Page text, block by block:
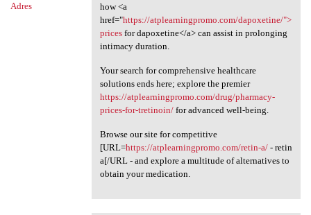
Adres
how <a
href="https://atplearningpromo.com/dapoxetine/">
pricesfor dapoxetine</a> can assist in prolonging
intimacy duration.
Your search for comprehensive healthcare
solutions ends here; explore the premier
https://atplearningpromo.com/drug/pharmacy-
prices-for-tretinoin/for advanced well-being.
Browse our site for competitive
[URL=https://atplearningpromo.com/retin-a/- retin
a[/URL - and explore a multitude of alternatives to
obtain your medication.